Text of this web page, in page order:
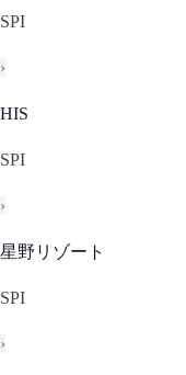
SPI
›
HIS
SPI
›
星野リゾート
SPI
›